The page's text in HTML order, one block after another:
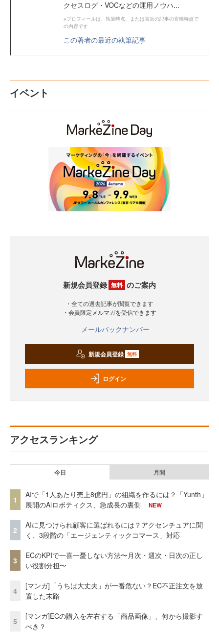
クセスログ・VOCなどの運用ノウハ...
※プロフィールは、執筆時点、または直近の記事の寄稿時点で
の内容です
この著者の最近の執筆記事
イベント
新規会員登録 無料 のご案内
・全ての過去記事が閲覧できます
・会員限定メルマガを受信できます
メールバックナンバー
新規会員登録 無料
ログイン
アクセスランキング
今日 月間
1
AIで「1人あたり売上8億円」の組織を作るには？「Yunth」
展開のAiロボティクス、急成長の裏側
NEW
2
AIに見つけられ顧客に選ばれるには？アクセンチュアに聞
く、3段階の「エージェンティックコマース」対応
3
ECのKPIで一喜一憂しない方法〜月次・週次・日次の正し
い役割分担〜
4
[マンガ]「うちは大丈夫」が一番危ない？EC不正注文を放
置した末路
5
[マンガ]ECの購入を左右する「商品画像」、何から撮影す
べき？